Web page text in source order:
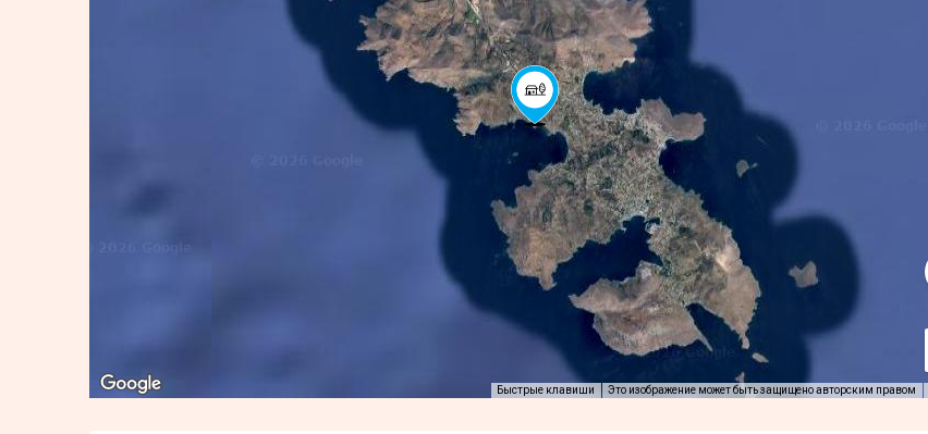
Быстрые клавиши Это изображение может быть защищено авторским правом